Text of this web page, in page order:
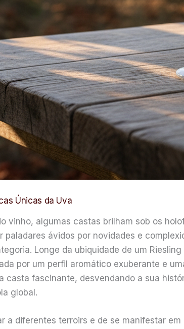
Únicas da Uva
vinho, algumas castas brilham sob os
ávidos por novidades e
Longe da ubiquidade de um
por um perfil aromático exuberante e
casta fascinante, desvendando a sua
global.
a diferentes terroirs e de se manifestar